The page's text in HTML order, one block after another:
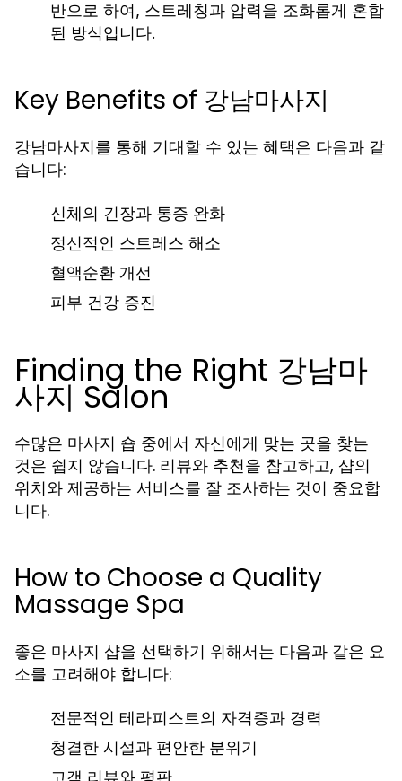
반으로 하여, 스트레칭과 압력을 조화롭게 혼합
된 방식입니다.
Key Benefits of 강남마사지
강남마사지를 통해 기대할 수 있는 혜택은 다음과 같
습니다:
신체의 긴장과 통증 완화
정신적인 스트레스 해소
혈액순환 개선
피부 건강 증진
Finding the Right 강남마
사지 Salon
수많은 마사지 숍 중에서 자신에게 맞는 곳을 찾는
것은 쉽지 않습니다. 리뷰와 추천을 참고하고, 샵의
위치와 제공하는 서비스를 잘 조사하는 것이 중요합
니다.
How to Choose a Quality
Massage Spa
좋은 마사지 샵을 선택하기 위해서는 다음과 같은 요
소를 고려해야 합니다:
전문적인 테라피스트의 자격증과 경력
청결한 시설과 편안한 분위기
고객 리뷰와 평판